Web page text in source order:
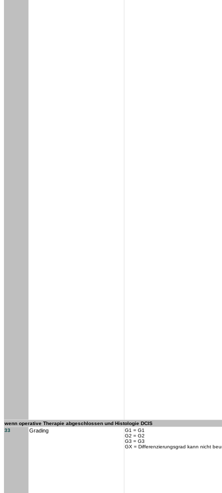
wenn operative Therapie abgeschlossen und Histologie DCIS
33
Grading
G1 = G1
G2 = G2
G3 = G3
GX = Differenzierungsgrad kann nicht